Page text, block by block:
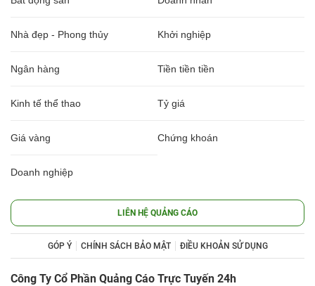
Nhà đẹp - Phong thủy Khởi nghiệp
Ngân hàng Tiền tiền tiền
Kinh tế thể thao Tỷ giá
Giá vàng Chứng khoán
Doanh nghiệp
LIÊN HỆ QUẢNG CÁO
GÓP Ý CHÍNH SÁCH BẢO MẬT ĐIỀU KHOẢN SỬ DỤNG
Công Ty Cổ Phần Quảng Cáo Trực Tuyến 24h